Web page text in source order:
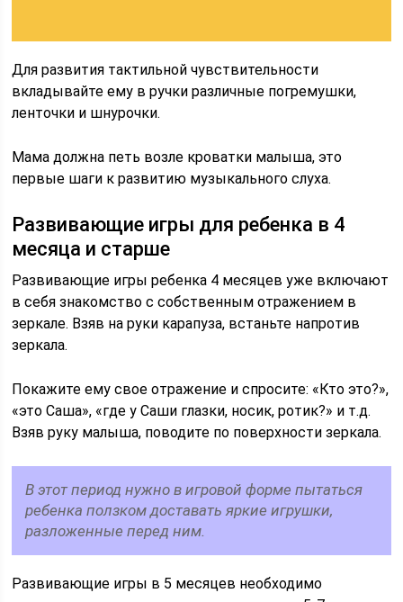
Для развития тактильной чувствительности
вкладывайте ему в ручки различные погремушки,
ленточки и шнурочки.
Мама должна петь возле кроватки малыша, это
первые шаги к развитию музыкального слуха.
Развивающие игры для ребенка в 4
месяца и старше
Развивающие игры ребенка 4 месяцев уже включают
в себя знакомство с собственным отражением в
зеркале. Взяв на руки карапуза, встаньте напротив
зеркала.
Покажите ему свое отражение и спросите: «Кто это?»,
«это Саша», «где у Саши глазки, носик, ротик?» и т.д.
Взяв руку малыша, поводите по поверхности зеркала.
В этот период нужно в игровой форме пытаться
ребенка ползком доставать яркие игрушки,
разложенные перед ним.
Развивающие игры в 5 месяцев необходимо